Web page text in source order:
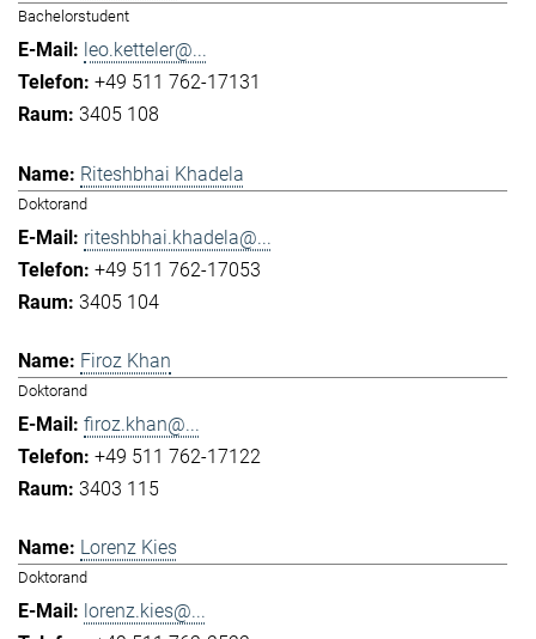
Bachelorstudent
leo.ketteler@...
+49 511 762-17131
3405 108
Riteshbhai Khadela
Doktorand
riteshbhai.khadela@...
+49 511 762-17053
3405 104
Firoz Khan
Doktorand
firoz.khan@...
+49 511 762-17122
3403 115
Lorenz Kies
Doktorand
lorenz.kies@...